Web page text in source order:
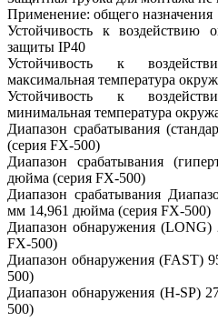
Применение: общего назначения
Устойчивость к воздействию
защиты IP40
Устойчивость к
максимальная температура
Устойчивость к
минимальная температура
Диапазон срабатывания
(серия FX-500)
Диапазон срабатывания
дюйма (серия FX-500)
Диапазон срабатывания
мм 14,961 дюйма (серия FX-500)
Диапазон обнаружения
FX-500)
Диапазон обнаружения (FAST)
500)
Диапазон обнаружения (H-SP)
500)